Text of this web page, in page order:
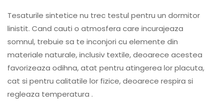
Tesaturile sintetice nu trec testul pentru un dormitor
linistit. Cand cauti o atmosfera care incurajeaza
somnul, trebuie sa te inconjori cu elemente din
materiale naturale, inclusiv textile, deoarece acestea
favorizeaza odihna, atat pentru atingerea lor placuta,
cat si pentru calitatile lor fizice, deoarece respira si
regleaza temperatura .